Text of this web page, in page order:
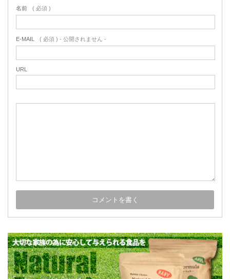
名前 ( 必須 )
E-MAIL ( 必須 ) - 公開されません -
URL